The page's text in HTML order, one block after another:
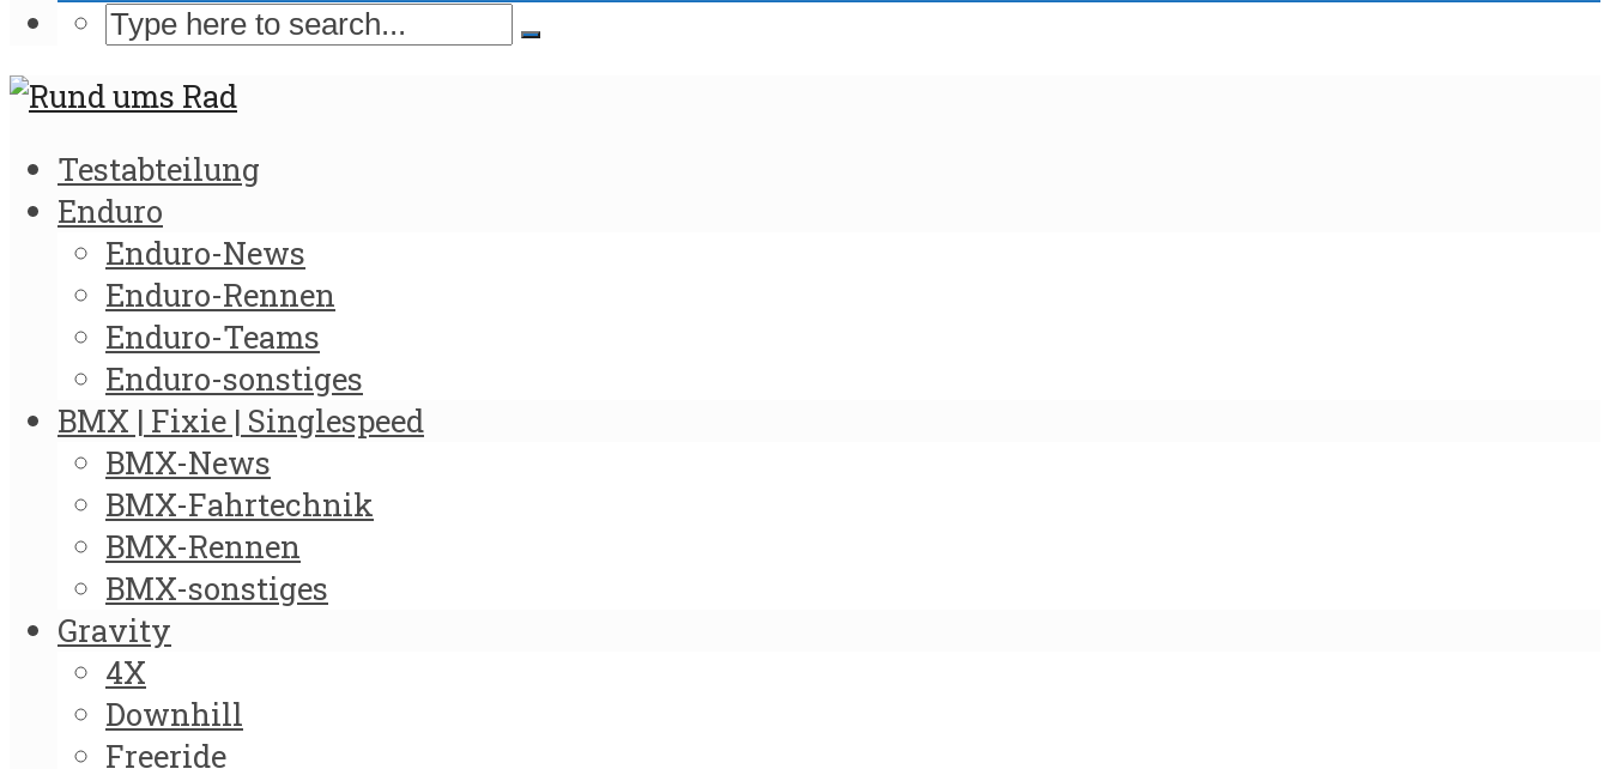
Testabteilung
Enduro
Enduro-News
Enduro-Rennen
Enduro-Teams
Enduro-sonstiges
BMX | Fixie | Singlespeed
BMX-News
BMX-Fahrtechnik
BMX-Rennen
BMX-sonstiges
Gravity
4X
Downhill
Freeride